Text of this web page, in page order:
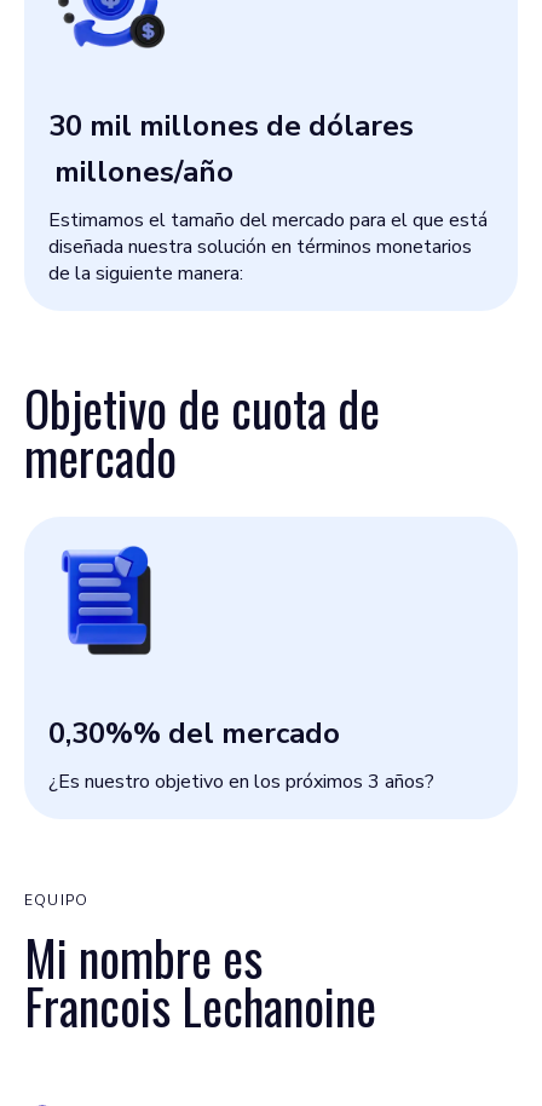
30 mil millones de dólares
millones/año
Estimamos el tamaño del mercado para el que está
diseñada nuestra solución en términos monetarios
de la siguiente manera:
Objetivo de cuota de
mercado
0,30%% del mercado
¿Es nuestro objetivo en los próximos 3 años?
EQUIPO
Mi nombre es
Francois Lechanoine